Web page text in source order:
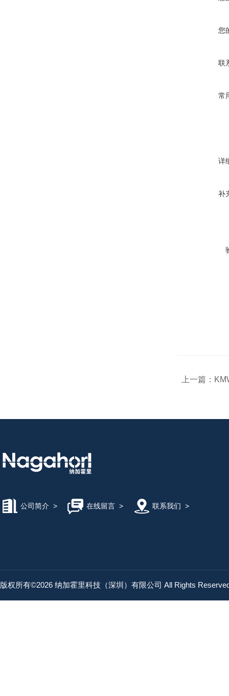
您
联
常
详
补
上一篇：
公司简介 > 在线留言> 联系我们 >
版权所有©2026 纳加霍里科技（深圳）有限公司 All Rights